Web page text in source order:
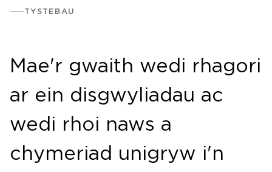
TYSTEBAU
Mae'r gwaith wedi rhagori
ar ein disgwyliadau ac
wedi rhoi naws a
chymeriad unigryw i'n